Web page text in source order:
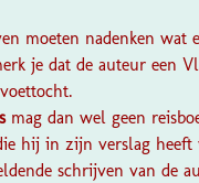
moeten nadenken
je dat de auteur een
mag dan wel geen
hij in zijn verslag
schrijven van de